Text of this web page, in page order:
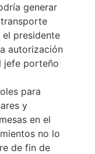
generar
presidente
autorización
jefe porteño
para
y
en el
no lo
de fin de